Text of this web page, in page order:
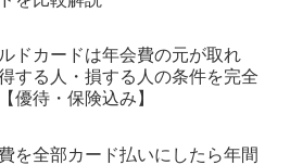
ドカードは年会費の元が取れ
する人・損する人の条件を完全
優待・保険込み】
を全部カード払いにしたら年間